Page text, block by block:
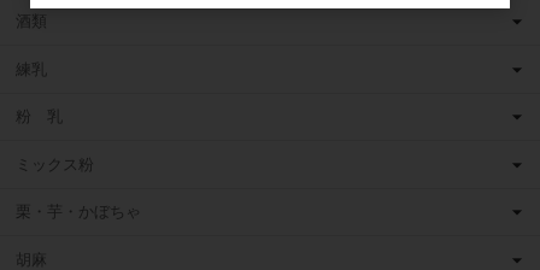
酒類
練乳
粉 乳
ミックス粉
栗・芋・かぼちゃ
胡麻